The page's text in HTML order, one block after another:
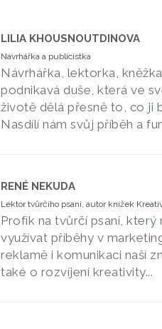
LILIA KHOUSNOUTDINOVA
Návrhářka a publicistka
Návrhářka, lektorka,
podnikavá duše, která ve
životě dělá přesně to, co ji
Nasdílí nám svůj příběh a
RENÉ NEKUDA
Lektor tvůrčího psaní, autor knížek
Profík na tvůrčí psaní, který
využívat příběhy v
reklamě i komunikaci naší
také o rozvíjení kreativity...